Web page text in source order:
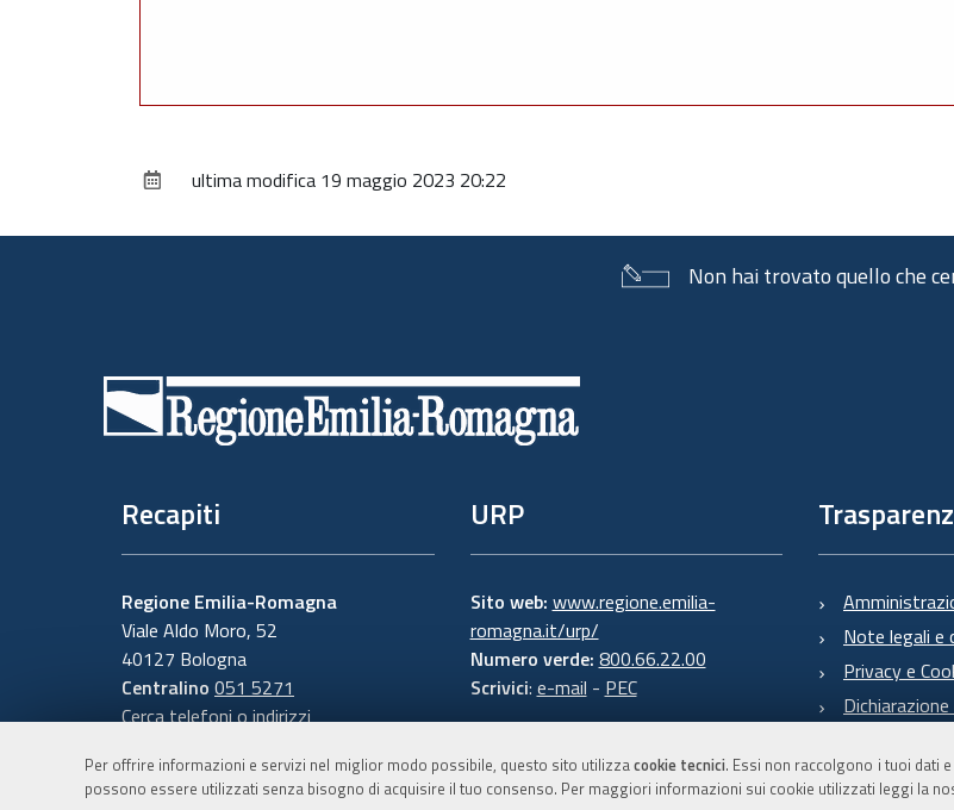
Per offrire informazioni e servizi nel miglior modo possibile, questo sito utilizzacookie tecnici. Essi non raccolgono i tuoi dati
possono essere utilizzati senza bisogno di acquisire il tuo consenso. Per maggiori informazioni sui cookie utilizzati leggi la
ultima modifica 19 maggio 2023 20:22
Non hai trovato quello che
Recapiti
Regione Emilia-Romagna
Viale Aldo Moro, 52
40127 Bologna
Centralino 051 5271
Cerca telefoni o indirizzi
URP
Sito web: www.regione.emilia-
romagna.it/urp/
Numero verde: 800.66.22.00
Scrivici: e-mail - PEC
Note legali e
Privacy e